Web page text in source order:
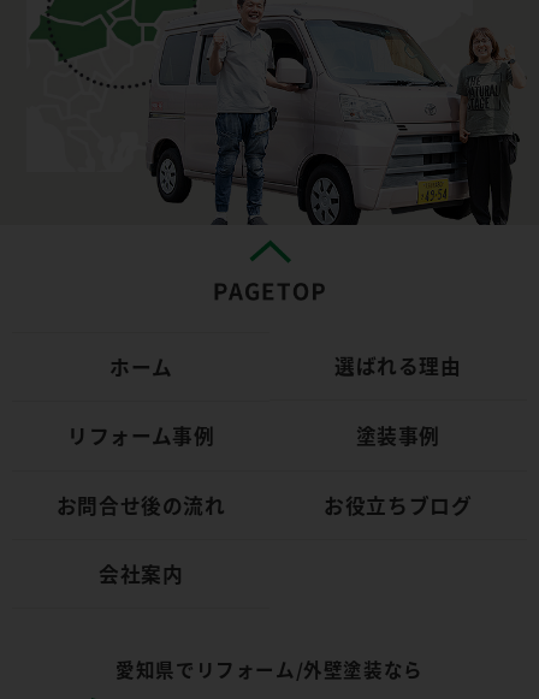
ホーム 選ばれる理由
リフォーム事例 塗装事例
お問合せ後の流れ お役立ちブログ
会社案内
愛知県でリフォーム/外壁塗装なら